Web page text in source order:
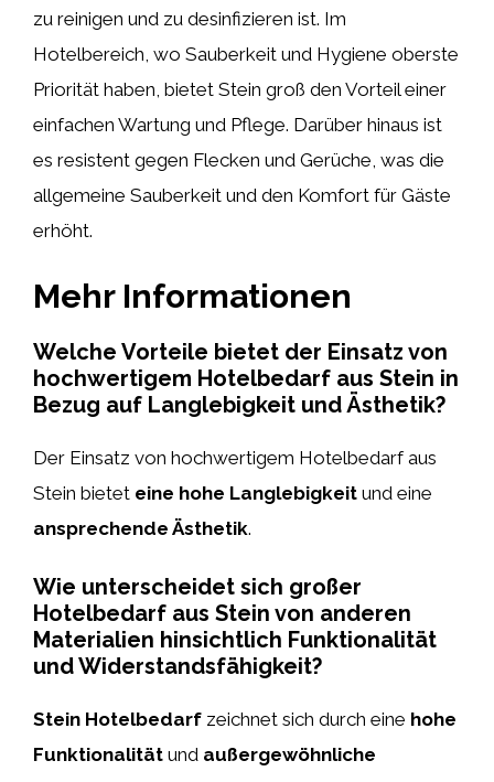
zu reinigen und zu desinfizieren ist. Im
Hotelbereich, wo Sauberkeit und Hygiene oberste
Priorität haben, bietet Stein groß den Vorteil einer
einfachen Wartung und Pflege. Darüber hinaus ist
es resistent gegen Flecken und Gerüche, was die
allgemeine Sauberkeit und den Komfort für Gäste
erhöht.
Mehr Informationen
Welche Vorteile bietet der Einsatz von
hochwertigem Hotelbedarf aus Stein in
Bezug auf Langlebigkeit und Ästhetik?
Der Einsatz von hochwertigem Hotelbedarf aus
Stein bietet eine hohe Langlebigkeit und eine
ansprechende Ästhetik.
Wie unterscheidet sich großer
Hotelbedarf aus Stein von anderen
Materialien hinsichtlich Funktionalität
und Widerstandsfähigkeit?
Stein Hotelbedarf zeichnet sich durch eine hohe
Funktionalität und außergewöhnliche